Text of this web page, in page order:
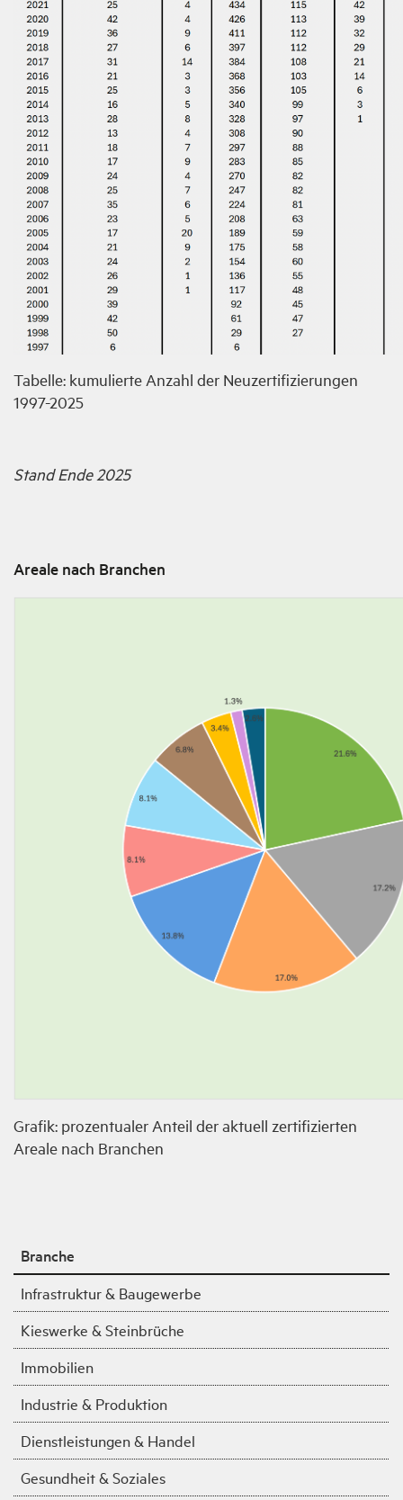
Tabelle: kumulierte Anzahl der Neuzertifizierungen
1997-2025
Stand Ende 2025
Areale nach Branchen
Grafik: prozentualer Anteil der aktuell zertifizierten
Areale nach Branchen
Branche
Infrastruktur & Baugewerbe
Kieswerke & Steinbrüche
Immobilien
Industrie & Produktion
Dienstleistungen & Handel
Gesundheit & Soziales